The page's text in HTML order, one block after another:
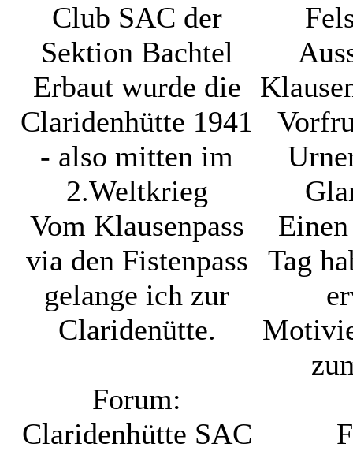
Club SAC der
Sektion Bachtel
Erbaut wurde die
Claridenhütte 1941
- also mitten im
2.Weltkrieg
Vom Klausenpass
via den Fistenpass
gelange ich zur
Claridenütte.
Forum:
Claridenhütte SAC
Tag